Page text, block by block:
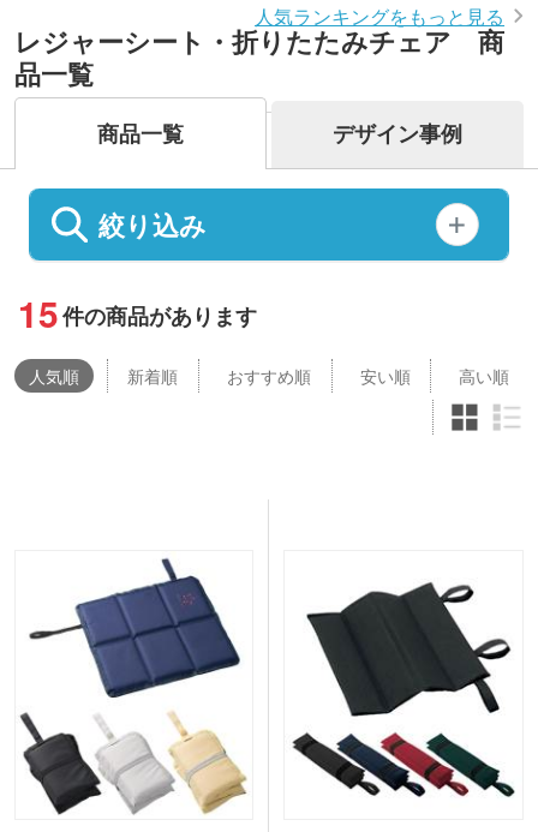
人気ランキングをもっと見る
レジャーシート・折りたたみチェア 商
品一覧
商品一覧 デザイン事例
絞り込み
15件の商品があります
人気順 新着順 おすすめ順 安い順 高い順